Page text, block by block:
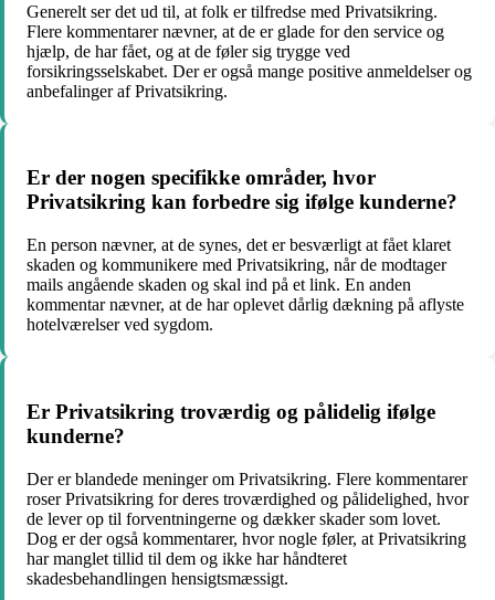
Generelt ser det ud til, at folk er tilfredse med Privatsikring.
Flere kommentarer nævner, at de er glade for den service og
hjælp, de har fået, og at de føler sig trygge ved
forsikringsselskabet. Der er også mange positive anmeldelser og
anbefalinger af Privatsikring.
Er der nogen specifikke områder, hvor
Privatsikring kan forbedre sig ifølge kunderne?
En person nævner, at de synes, det er besværligt at fået klaret
skaden og kommunikere med Privatsikring, når de modtager
mails angående skaden og skal ind på et link. En anden
kommentar nævner, at de har oplevet dårlig dækning på aflyste
hotelværelser ved sygdom.
Er Privatsikring troværdig og pålidelig ifølge
kunderne?
Der er blandede meninger om Privatsikring. Flere kommentarer
roser Privatsikring for deres troværdighed og pålidelighed, hvor
de lever op til forventningerne og dækker skader som lovet.
Dog er der også kommentarer, hvor nogle føler, at Privatsikring
har manglet tillid til dem og ikke har håndteret
skadesbehandlingen hensigtsmæssigt.